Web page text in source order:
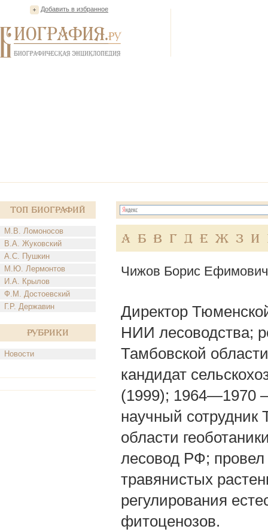
Добавить в избранное
Топ Биографий
М.В. Ломоносов
В.А. Жуковский
А.С. Пушкин
М.Ю. Лермонтов
И.А. Крылов
Ф.М. Достоевский
Г.Р. Державин
Рубрики
Новости
А Б В Г Д Е Ж З И
Чижов Борис Ефимович
Директор
НИИ лесоводства;
Тамбовской
кандидат
(1999); 1964—1970
научный
области
лесовод РФ;
травянистых
регулирования
фитоценозов.